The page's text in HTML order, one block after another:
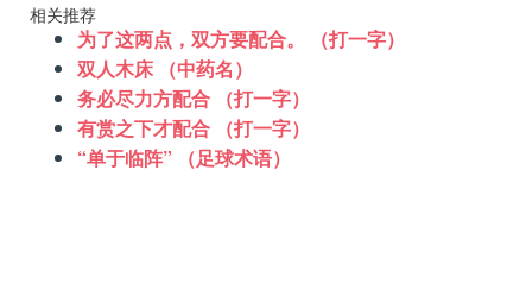
相关推荐
为了这两点，双方要配合。 （打一字）
双人木床 （中药名）
务必尽力方配合 （打一字）
有赏之下才配合 （打一字）
“单于临阵” （足球术语）